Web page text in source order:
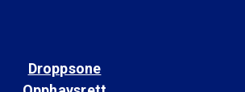
Droppsone